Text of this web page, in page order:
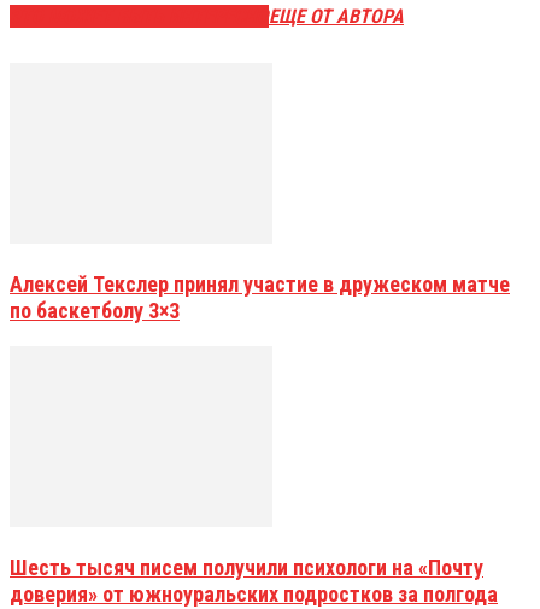
ЕЩЕ ОТ АВТОРА
Алексей Текслер принял участие в дружеском матче
по баскетболу 3×3
Шесть тысяч писем получили психологи на «Почту
доверия» от южноуральских подростков за полгода